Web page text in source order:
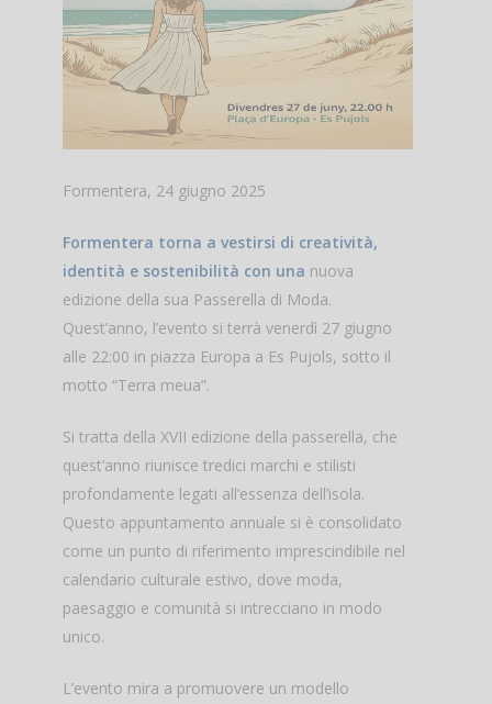
Formentera, 24 giugno 2025
Formentera torna a vestirsi di creatività,
identità e sostenibilità con una nuova
edizione della sua Passerella di Moda.
Quest’anno, l’evento si terrà venerdì 27 giugno
alle 22:00 in piazza Europa a Es Pujols, sotto il
motto “Terra meua”.
Si tratta della XVII edizione della passerella, che
quest’anno riunisce tredici marchi e stilisti
profondamente legati all’essenza dell’isola.
Questo appuntamento annuale si è consolidato
come un punto di riferimento imprescindibile nel
calendario culturale estivo, dove moda,
paesaggio e comunità si intrecciano in modo
unico.
L’evento mira a promuovere un modello